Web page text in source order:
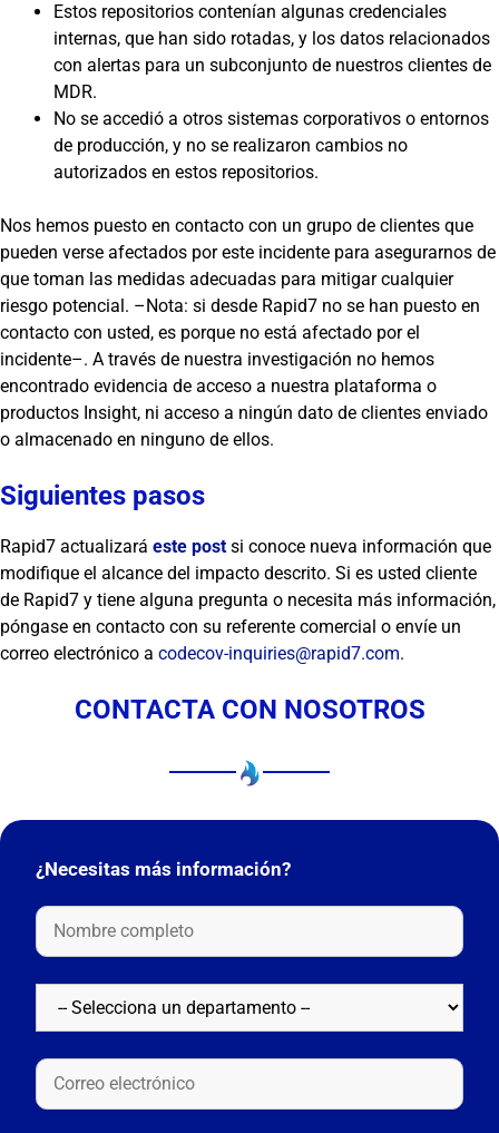
Estos repositorios contenían algunas credenciales
internas, que han sido rotadas, y los datos relacionados
con alertas para un subconjunto de nuestros clientes de
MDR.
No se accedió a otros sistemas corporativos o entornos
de producción, y no se realizaron cambios no
autorizados en estos repositorios.
Nos hemos puesto en contacto con un grupo de clientes que
pueden verse afectados por este incidente para asegurarnos de
que toman las medidas adecuadas para mitigar cualquier
riesgo potencial. –Nota: si desde Rapid7 no se han puesto en
contacto con usted, es porque no está afectado por el
incidente–. A través de nuestra investigación no hemos
encontrado evidencia de acceso a nuestra plataforma o
productos Insight, ni acceso a ningún dato de clientes enviado
o almacenado en ninguno de ellos.
Siguientes pasos
Rapid7 actualizará este post si conoce nueva información que
modifique el alcance del impacto descrito. Si es usted cliente
de Rapid7 y tiene alguna pregunta o necesita más información,
póngase en contacto con su referente comercial o envíe un
correo electrónico a codecov-inquiries@rapid7.com.
CONTACTA CON NOSOTROS
¿Necesitas más información?